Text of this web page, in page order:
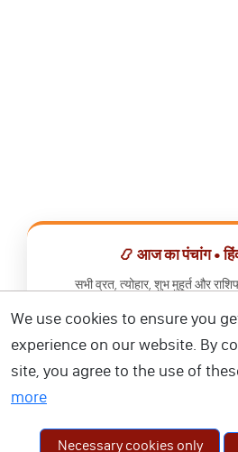
📿 आज का पंचांग •
सभी व्रत, त्योहार, शुभ मुहूर्त और
📅 हिंदी कैलेंडर ऐप
We use cookies to ensure you
experience on our website. By
site, you agree to the use of
more
Necessary cookies only